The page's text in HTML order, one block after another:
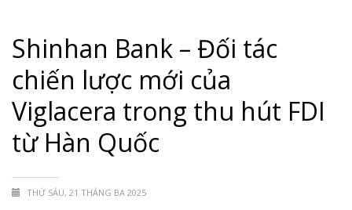
Shinhan Bank – Đối tác
chiến lược mới của
Viglacera trong thu hút FDI
từ Hàn Quốc
THỨ SÁU, 21 THÁNG BA 2025